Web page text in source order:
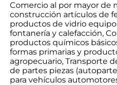
Comercio al por mayor de
construcción artículos de
productos de vidrio
fontanería y calefacción,
productos químicos
formas primarias y
agropecuario, Transporte
de partes piezas
para vehículos